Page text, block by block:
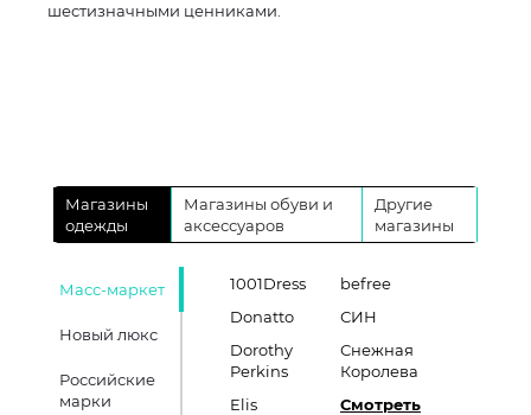
шестизначными ценниками.
Магазины
одежды
Магазины обуви и
аксессуаров
Другие
магазины
Масс-маркет
Новый люкс
Российские
марки
1001Dress
Donatto
Dorothy
Perkins
Elis
befree
СИН
Снежная
Королева
Смотреть